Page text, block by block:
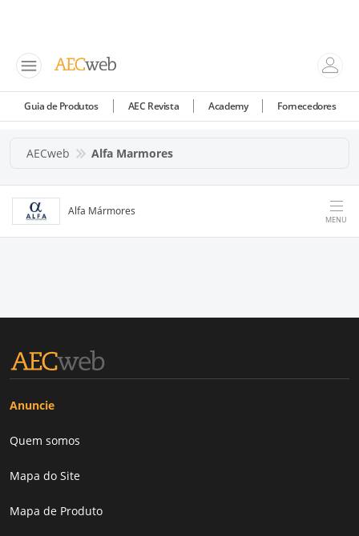
Guia de Produtos AEC Revista Academy Fornecedores
AECweb Alfa Marmores
Alfa Mármores
MENU
Anuncie
Quem somos
Mapa do Site
Mapa de Produto